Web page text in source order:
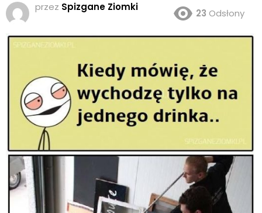
przez Spizgane Ziomki
23 Odsłony